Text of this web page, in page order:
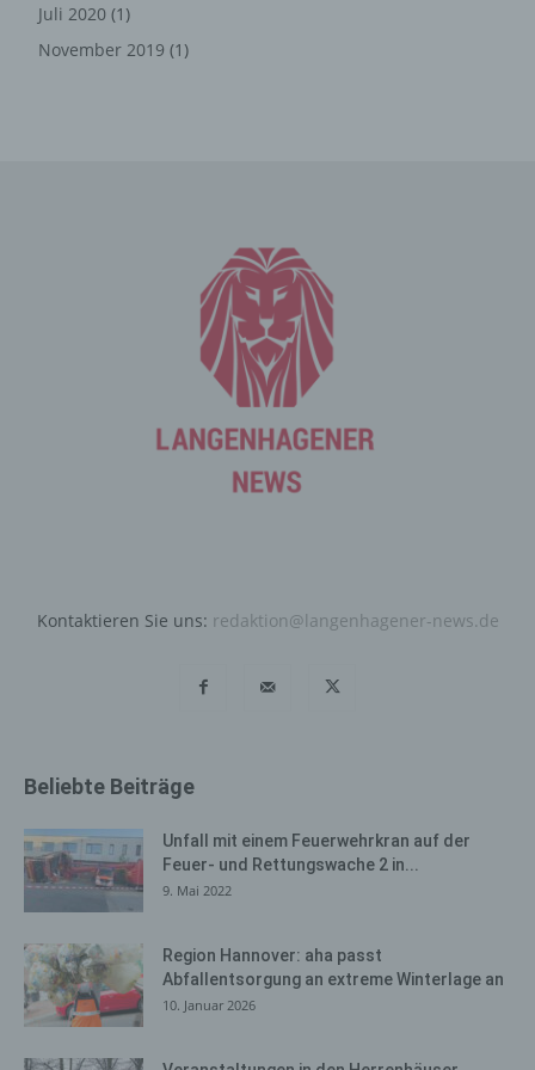
Juli 2020 (1)
November 2019 (1)
Kontaktieren Sie uns: redaktion@langenhagener-news.de
Beliebte Beiträge
Unfall mit einem Feuerwehrkran auf der
Feuer- und Rettungswache 2 in...
9. Mai 2022
Region Hannover: aha passt
Abfallentsorgung an extreme Winterlage an
10. Januar 2026
Mittels eines Cookies können die Informationen und
Besuch der Internetseite erneut seine Zugangsdaten
eingeben, weil dies von der Internetseite und dem auf
dem Computersystem des Benutzers abgelegten Cookie
übernommen wird. Ein weiteres Beispiel ist das Cookie
eines Warenkorbes im Online-Shop. Der Online-Shop
merkt sich die Artikel, die ein Kunde in den virtuellen
Warenkorb gelegt hat, über ein Cookie.
Die betroffene Person kann die Setzung von Cookies
durch unsere Internetseite jederzeit mittels einer
entsprechenden Einstellung des genutzten
gelöscht werden. Dies ist in allen gängigen
Person die Setzung von Cookies in dem genutzten
Erfassung von allgemeinen Daten
und Informationen
Die Internetseite erfasst mit jedem Aufruf der
Internetseite durch eine betroffene Person oder ein
automatisiertes System eine Reihe von allgemeinen
Daten und Informationen. Diese allgemeinen Daten und
Informationen werden in den Logfiles des Servers
gespeichert. Erfasst werden können die (1) verwendeten
Browsertypen und Versionen, (2) das vom zugreifenden